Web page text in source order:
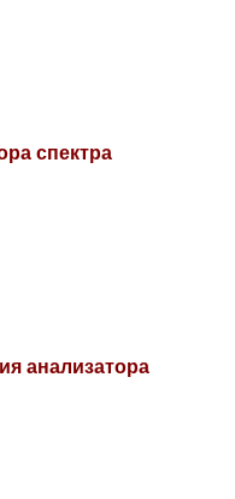
спектра
анализатора